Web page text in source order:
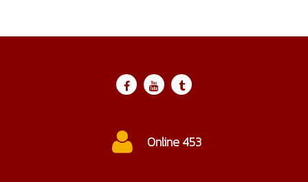
Online 453